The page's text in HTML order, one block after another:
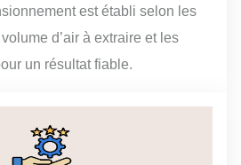
est établi selon les
d’air à extraire et les
un résultat fiable.